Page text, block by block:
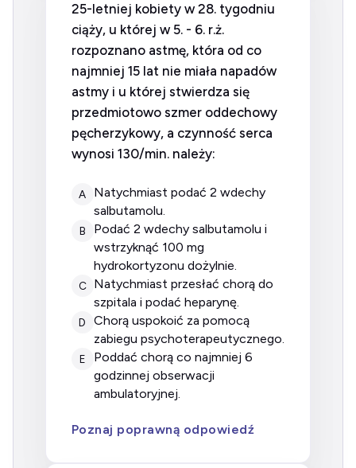
25-letniej kobiety w 28. tygodniu
ciąży, u której w 5. - 6. r.ż.
rozpoznano astmę, która od co
najmniej 15 lat nie miała napadów
astmy i u której stwierdza się
przedmiotowo szmer oddechowy
pęcherzykowy, a czynność serca
wynosi 130/min. należy:
A
natychmiast podać 2 wdechy
salbutamolu.
B
podać 2 wdechy salbutamolu i
wstrzyknąć 100 mg
hydrokortyzonu dożylnie.
C
natychmiast przesłać chorą do
szpitala i podać heparynę.
D
chorą uspokoić za pomocą
zabiegu psychoterapeutycznego.
E
poddać chorą co najmniej 6
godzinnej obserwacji
ambulatoryjnej.
Poznaj poprawną odpowiedź